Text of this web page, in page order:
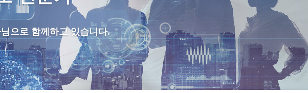
으로 함께하고 있습니다.